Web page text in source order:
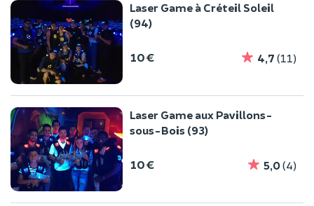
Laser Game à Créteil Soleil
(94)
10 € 4,7 (11)
Laser Game aux Pavillons-
sous-Bois (93)
10 € 5,0(4)